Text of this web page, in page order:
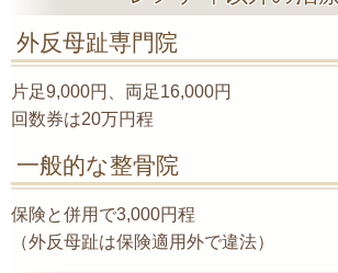
外反母趾専門院
片足9,000円、両足16,000円
回数券は20万円程
一般的な整骨院
保険と併用で3,000円程
（外反母趾は保険適用外で違法）